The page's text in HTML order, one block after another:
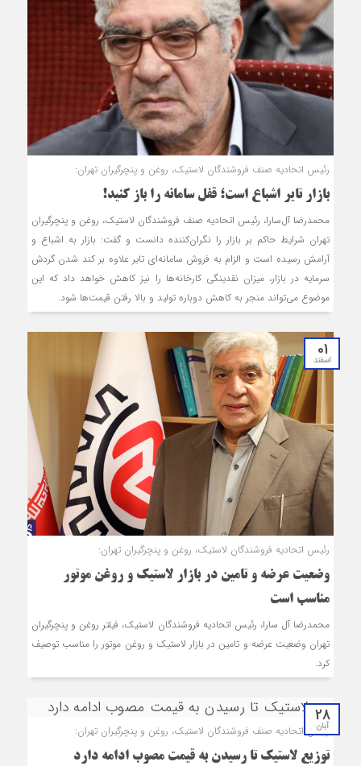
رئیس اتحادیه صنف فروشندگان لاستیک، روغن و پنچرگیران تهران:
بازار تایر اشباع است؛ قفل سامانه را باز کنید!
محمدرضا آل‌سارا، رئیس اتحادیه صنف فروشندگان لاستیک، روغن و پنچرگیران
تهران شرایط حاکم بر بازار را نگران‌کننده دانست و گفت: بازار به اشباع و
آرامش رسیده است و الزام به فروش سامانه‌ای تایر علاوه‌ بر کند شدن گردش
سرمایه در بازار، میزان نقدینگی کارخانه‌ها را نیز کاهش خواهد داد که این
موضوع می‌تواند منجر به کاهش دوباره تولید و بالا رفتن قیمت‌ها شود.
01
اسفند
رئیس اتحادیه فروشندگان لاستیک، روغن و پنچرگیران تهران:
وضعیت عرضه و تامین در بازار لاستیک و روغن موتور
مناسب است
محمدرضا آل سارا، رئیس اتحادیه فروشندگان لاستیک، فیلتر روغن و پنچرگیران
تهران وضعیت عرضه و تامین در بازار لاستیک و روغن موتور را مناسب توصیف
کرد.
28
آبان
رئیس اتحادیه صنف فروشندگان لاستیک، روغن و پنچرگیران تهران:
توزیع لاستیک تا رسیدن به قیمت مصوب ادامه‌ دارد